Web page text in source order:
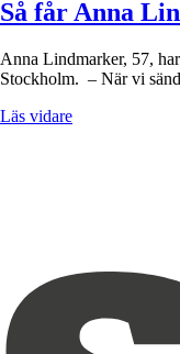
Så får Anna
Anna Lindmarker, 57,
Stockholm. – När vi
Läs vidare